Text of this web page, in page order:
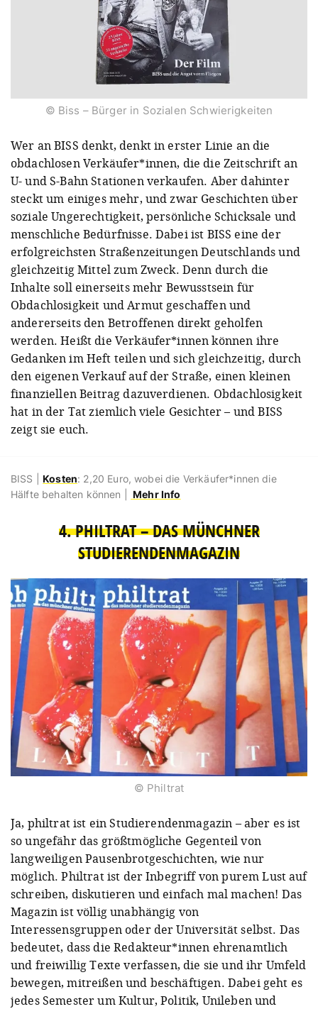
© Biss – Bürger in Sozialen Schwierigkeiten
Wer an BISS denkt, denkt in erster Linie an die
obdachlosen Verkäufer*innen, die die Zeitschrift an
U- und S-Bahn Stationen verkaufen. Aber dahinter
steckt um einiges mehr, und zwar Geschichten über
soziale Ungerechtigkeit, persönliche Schicksale und
menschliche Bedürfnisse. Dabei ist BISS eine der
erfolgreichsten Straßenzeitungen Deutschlands und
gleichzeitig Mittel zum Zweck. Denn durch die
Inhalte soll einerseits mehr Bewusstsein für
Obdachlosigkeit und Armut geschaffen und
andererseits den Betroffenen direkt geholfen
werden. Heißt die Verkäufer*innen können ihre
Gedanken im Heft teilen und sich gleichzeitig, durch
den eigenen Verkauf auf der Straße, einen kleinen
finanziellen Beitrag dazuverdienen. Obdachlosigkeit
hat in der Tat ziemlich viele Gesichter – und BISS
zeigt sie euch.
BISS |Kosten: 2,20 Euro, wobei die Verkäufer*innen die
Hälfte behalten können |
Mehr Info
4. PHILTRAT – DAS MÜNCHNER
STUDIERENDENMAGAZIN
© Philtrat
Ja, philtrat ist ein Studierendenmagazin – aber es ist
so ungefähr das größtmögliche Gegenteil von
langweiligen Pausenbrotgeschichten, wie nur
möglich. Philtrat ist der Inbegriff von purem Lust auf
schreiben, diskutieren und einfach mal machen! Das
Magazin ist völlig unabhängig von
Interessensgruppen oder der Universität selbst. Das
bedeutet, dass die Redakteur*innen ehrenamtlich
und freiwillig Texte verfassen, die sie und ihr Umfeld
bewegen, mitreißen und beschäftigen. Dabei geht es
jedes Semester um Kultur, Politik, Unileben und